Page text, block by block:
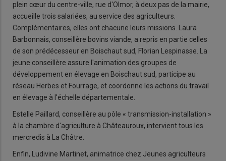
plein cœur du centre-ville, rue d'Olmor, à deux pas de la mairie,
accueille trois salariées, au service des agriculteurs.
Complémentaires, elles ont chacune leurs missions. Laura
Barbonnais, conseillère bovins viande, a repris en partie celles
de son prédécesseur en Boischaut sud, Florian Lespinasse. La
jeune conseillère assure l'animation des groupes de
développement en élevage en Boischaut sud, participe au
réseau Herbes et Fourrage, et coordonne les actions du travail
en élevage à l'échelle départementale.
Estelle Paillard, conseillère au pôle « transmission-installation »
à la chambre d'agriculture à Châteauroux, intervient tous les
mercredis à La Châtre.
Enfin, Ludivine Martinet, animatrice chez Jeunes agriculteurs